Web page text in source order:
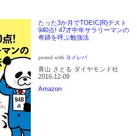
たった3か月でTOEIC(R)テスト
940点! 47才中年サラリーマンの
奇跡を呼ぶ勉強法
posted with ヨメレバ
青山 さとる ダイヤモンド社
2016-12-09
Amazon